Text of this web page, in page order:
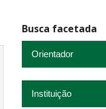
Busca facetada
Orientador
Instituição